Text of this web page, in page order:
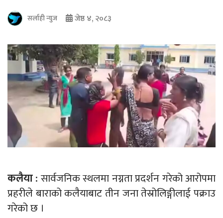
सर्लाही न्युज जेष्ठ ४, २०८३
कलैया : सार्वजनिक स्थलमा नग्नता प्रदर्शन गरेको आरोपमा
प्रहरीले बाराको कलैयाबाट तीन जना तेस्रोलिङ्गीलाई पक्राउ
गरेको छ ।